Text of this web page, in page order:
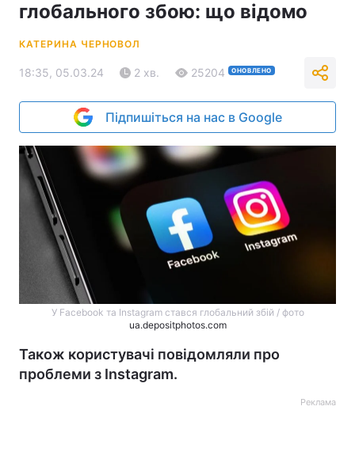
глобального збою: що відомо
КАТЕРИНА ЧЕРНОВОЛ
18:35, 05.03.24 2 хв. 25204 ОНОВЛЕНО
Підпишіться на нас в Google
У Facebook та Instagram стався глобальний збій / фото
ua.depositphotos.com
Також користувачі повідомляли про
проблеми з Instagram.
Реклама